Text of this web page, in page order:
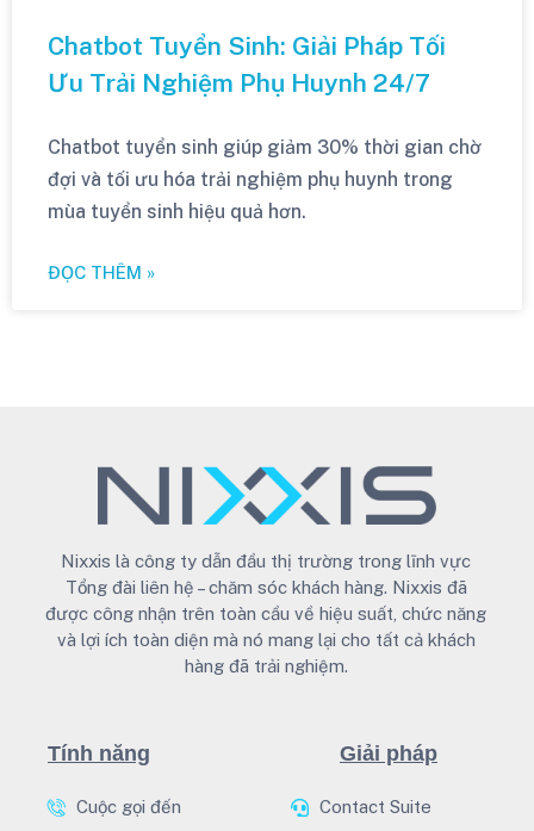
Chatbot Tuyển Sinh: Giải Pháp Tối
Ưu Trải Nghiệm Phụ Huynh 24/7
Chatbot tuyển sinh giúp giảm 30% thời gian chờ
đợi và tối ưu hóa trải nghiệm phụ huynh trong
mùa tuyển sinh hiệu quả hơn.
ĐỌC THÊM »
Nixxis là công ty dẫn đầu thị trường trong lĩnh vực
Tổng đài liên hệ – chăm sóc khách hàng. Nixxis đã
được công nhận trên toàn cầu về hiệu suất, chức năng
và lợi ích toàn diện mà nó mang lại cho tất cả khách
hàng đã trải nghiệm.
Tính năng
Cuộc gọi đến
Giải pháp
Contact Suite